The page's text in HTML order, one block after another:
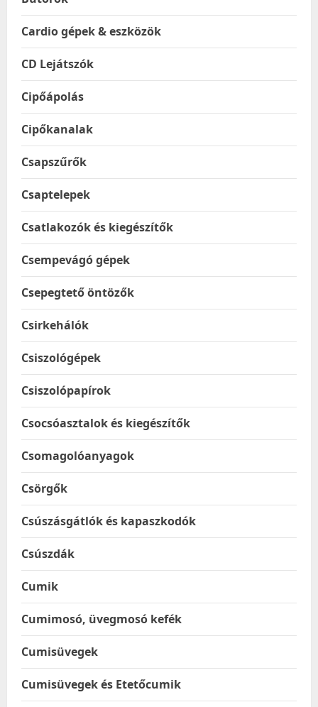
Cardio gépek & eszközök
CD Lejátszók
Cipőápolás
Cipőkanalak
Csapszűrők
Csaptelepek
Csatlakozók és kiegészítők
Csempevágó gépek
Csepegtető öntözők
Csirkehálók
Csiszológépek
Csiszolópapírok
Csocsóasztalok és kiegészítők
Csomagolóanyagok
Csörgők
Csúszásgátlók és kapaszkodók
Csúszdák
Cumik
Cumimosó, üvegmosó kefék
Cumisüvegek
Cumisüvegek és Etetőcumik